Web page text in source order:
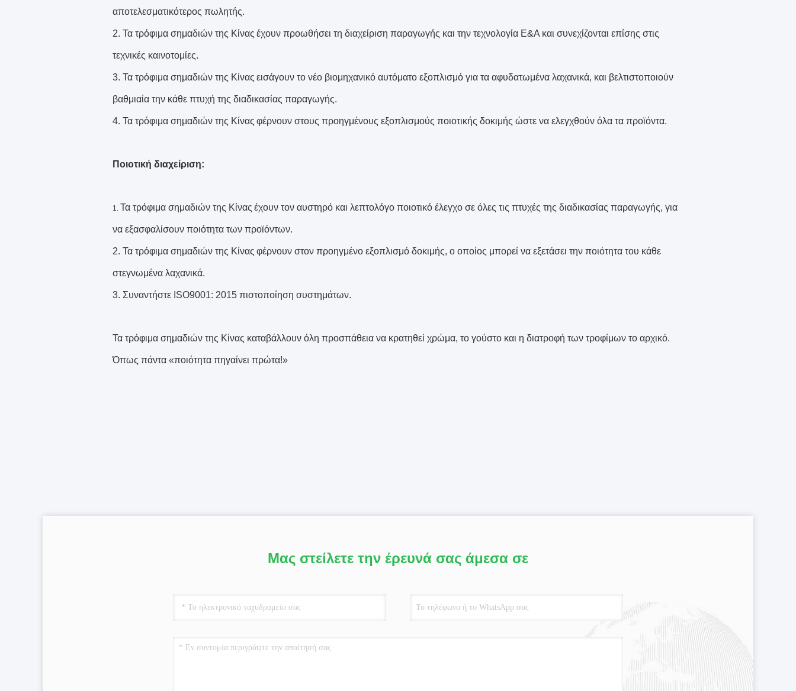
αποτελεσματικότερος πωλητής.
2. Τα τρόφιμα σημαδιών της Κίνας έχουν προωθήσει τη διαχείριση παραγωγής και την τεχνολογία Ε&Α και συνεχίζονται επίσης στις
τεχνικές καινοτομίες.
3. Τα τρόφιμα σημαδιών της Κίνας εισάγουν το νέο βιομηχανικό αυτόματο εξοπλισμό για τα αφυδατωμένα λαχανικά, και βελτιστοποιούν
βαθμιαία την κάθε πτυχή της διαδικασίας παραγωγής.
4. Τα τρόφιμα σημαδιών της Κίνας φέρνουν στους προηγμένους εξοπλισμούς ποιοτικής δοκιμής ώστε να ελεγχθούν όλα τα προϊόντα.
Ποιοτική διαχείριση:
1. Τα τρόφιμα σημαδιών της Κίνας έχουν τον αυστηρό και λεπτολόγο ποιοτικό έλεγχο σε όλες τις πτυχές της διαδικασίας παραγωγής, για
να εξασφαλίσουν ποιότητα των προϊόντων.
2. Τα τρόφιμα σημαδιών της Κίνας φέρνουν στον προηγμένο εξοπλισμό δοκιμής, ο οποίος μπορεί να εξετάσει την ποιότητα του κάθε
στεγνωμένα λαχανικά.
3. Συναντήστε ISO9001: 2015 πιστοποίηση συστημάτων.
Τα τρόφιμα σημαδιών της Κίνας καταβάλλουν όλη προσπάθεια να κρατηθεί χρώμα, το γούστο και η διατροφή των τροφίμων το αρχικό.
Όπως πάντα «ποιότητα πηγαίνει πρώτα!»
Μας στείλετε την έρευνά σας άμεσα σε